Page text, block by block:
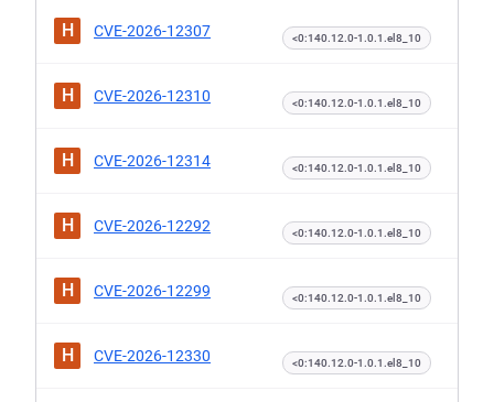
H CVE-2026-12307 <0:140.12.0-1.0.1.el8_10
H CVE-2026-12310 <0:140.12.0-1.0.1.el8_10
H CVE-2026-12314 <0:140.12.0-1.0.1.el8_10
H CVE-2026-12292 <0:140.12.0-1.0.1.el8_10
H CVE-2026-12299 <0:140.12.0-1.0.1.el8_10
H CVE-2026-12330 <0:140.12.0-1.0.1.el8_10